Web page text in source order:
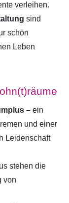
verleihen.
sind
schön
Leben
– ein
und einer
Leidenschaft
stehen die
von